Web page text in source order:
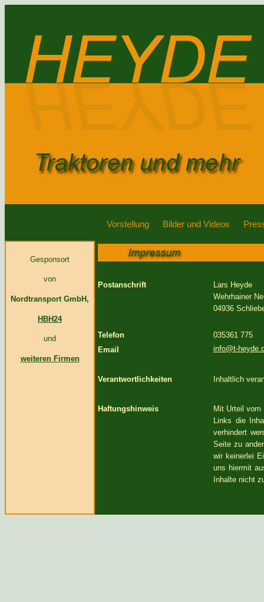
Vorstellung Bilder und Videos
Gesponsort
von
Nordtransport GmbH,
HBH24
und
weiteren Firmen
Postanschrift
Lars Heyde
Wehrhainer
04936
Telefon
035361 775
Email
info@t-
Verantwortlichkeiten Inhaltlich
Haftungshinweis
Mit Urteil vom
Links die
verhindert
Seite zu
wir keinerlei
uns hiermit
Inhalte nicht